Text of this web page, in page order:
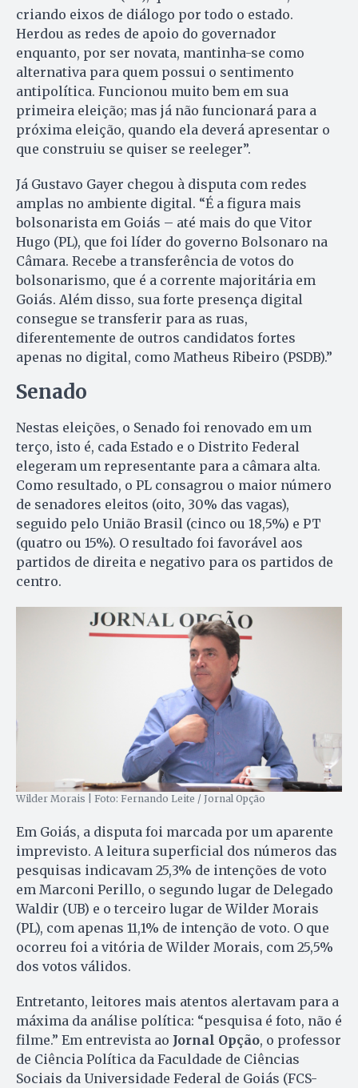
criando eixos de diálogo por todo o estado.
Herdou as redes de apoio do governador
enquanto, por ser novata, mantinha-se como
alternativa para quem possui o sentimento
antipolítica. Funcionou muito bem em sua
primeira eleição; mas já não funcionará para a
próxima eleição, quando ela deverá apresentar o
que construiu se quiser se reeleger”.
Já Gustavo Gayer chegou à disputa com redes
amplas no ambiente digital. “É a figura mais
bolsonarista em Goiás – até mais do que Vitor
Hugo (PL), que foi líder do governo Bolsonaro na
Câmara. Recebe a transferência de votos do
bolsonarismo, que é a corrente majoritária em
Goiás. Além disso, sua forte presença digital
consegue se transferir para as ruas,
diferentemente de outros candidatos fortes
apenas no digital, como Matheus Ribeiro (PSDB).”
Senado
Nestas eleições, o Senado foi renovado em um
terço, isto é, cada Estado e o Distrito Federal
elegeram um representante para a câmara alta.
Como resultado, o PL consagrou o maior número
de senadores eleitos (oito, 30% das vagas),
seguido pelo União Brasil (cinco ou 18,5%) e PT
(quatro ou 15%). O resultado foi favorável aos
partidos de direita e negativo para os partidos de
centro.
Wilder Morais | Foto: Fernando Leite / Jornal Opção
Em Goiás, a disputa foi marcada por um aparente
imprevisto. A leitura superficial dos números das
pesquisas indicavam 25,3% de intenções de voto
em Marconi Perillo, o segundo lugar de Delegado
Waldir (UB) e o terceiro lugar de Wilder Morais
(PL), com apenas 11,1% de intenção de voto. O que
ocorreu foi a vitória de Wilder Morais, com 25,5%
dos votos válidos.
Entretanto, leitores mais atentos alertavam para a
máxima da análise política: “pesquisa é foto, não é
filme.” Em entrevista ao Jornal Opção, o professor
de Ciência Política da Faculdade de Ciências
Sociais da Universidade Federal de Goiás (FCS-